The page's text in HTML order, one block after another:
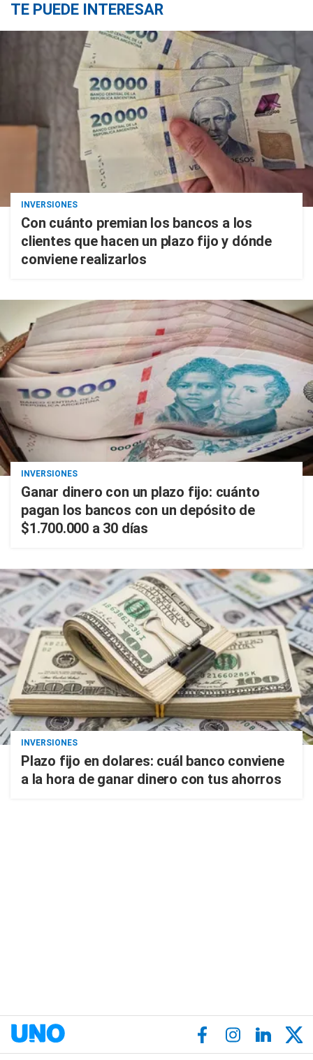
TE PUEDE INTERESAR
INVERSIONES
Con cuánto premian los bancos a los
clientes que hacen un plazo fijo y dónde
conviene realizarlos
INVERSIONES
Ganar dinero con un plazo fijo: cuánto
pagan los bancos con un depósito de
$1.700.000 a 30 días
INVERSIONES
Plazo fijo en dolares: cuál banco conviene
a la hora de ganar dinero con tus ahorros